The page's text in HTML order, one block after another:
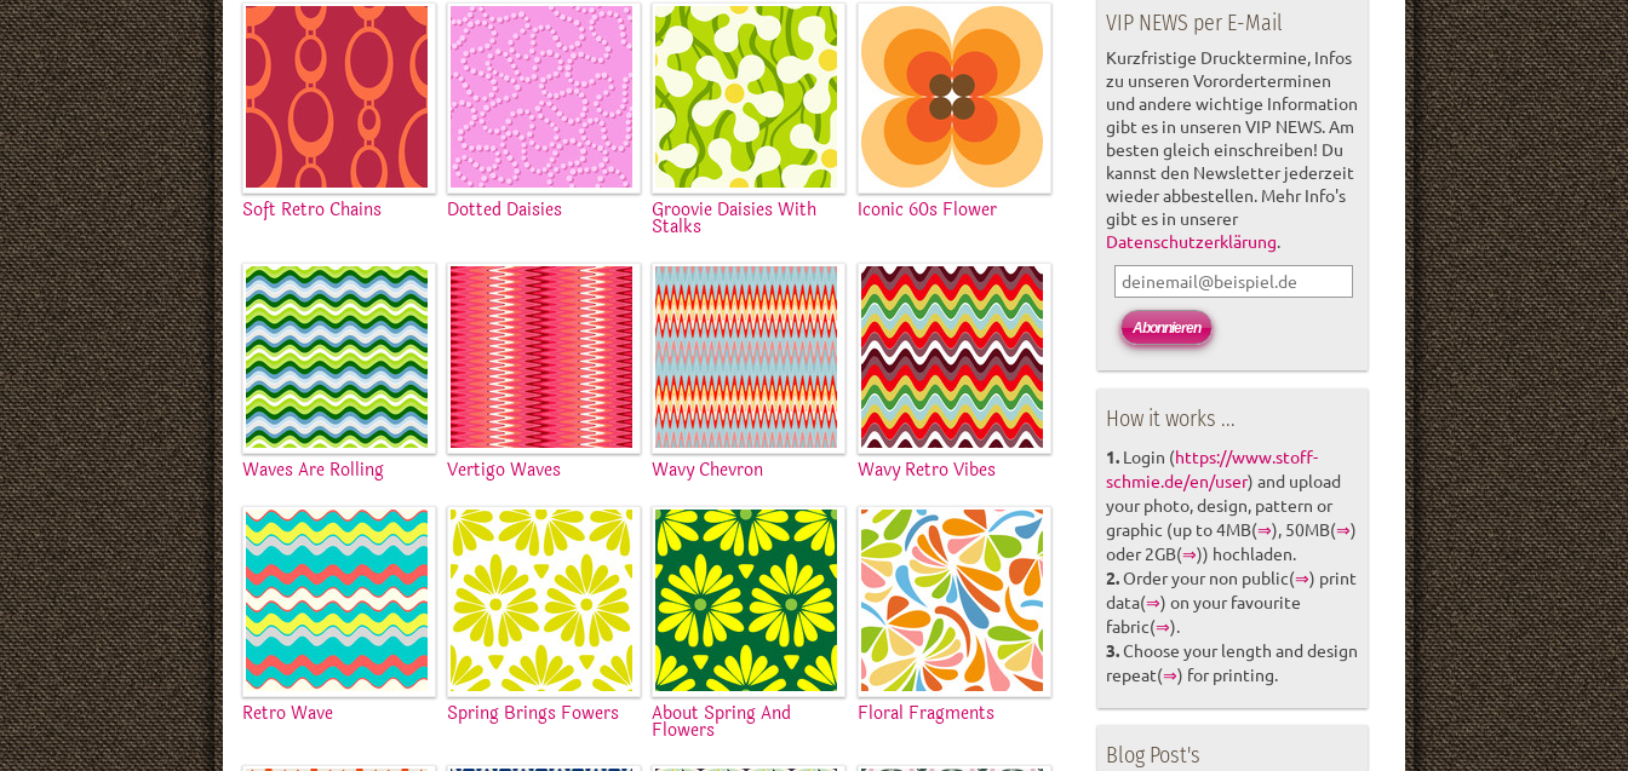
Soft Retro Chains Dotted Daisies Groovie Daisies With
Stalks
Iconic 60s Flower
Waves Are Rolling Vertigo Waves Wavy Chevron Wavy Retro Vibes
Retro Wave Spring Brings Fowers About Spring And
Flowers
Floral Fragments
VIP NEWS per E-Mail
Kurzfristige Drucktermine, Infos
zu unseren Vororderterminen
und andere wichtige Information
gibt es in unseren VIP NEWS. Am
besten gleich einschreiben! Du
kannst den Newsletter jederzeit
wieder abbestellen. Mehr Info's
gibt es in unserer
Datenschutzerklärung
How it works ...
1. Login (https://www.stoff-
schmie.de/en/user) and upload
your photo, design, pattern or
graphic (up to 4MB(⇒), 50MB(⇒)
oder 2GB(⇒)) hochladen.
2.Order your non public(⇒) print
data(⇒) on your favourite
fabric(⇒).
3.Choose your length and design
repeat(⇒) for printing.
Blog Post's